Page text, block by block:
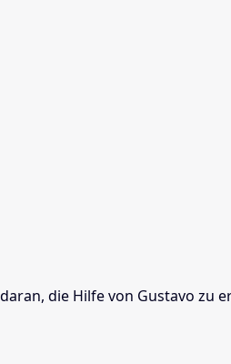
die Hilfe von Gustavo